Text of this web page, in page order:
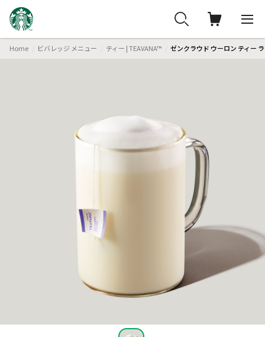
Home ビバレッジ メニュー ティー | TEAVANA™ ゼンクラウド ウーロン ティー